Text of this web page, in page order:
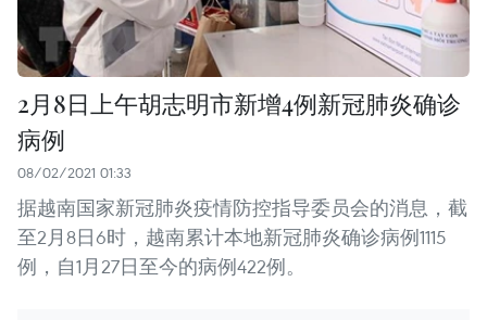
2月8日上午胡志明市新增4例新冠肺炎确诊
病例
08/02/2021 01:33
据越南国家新冠肺炎疫情防控指导委员会的消息，截
至2月8日6时，越南累计本地新冠肺炎确诊病例1115
例，自1月27日至今的病例422例。